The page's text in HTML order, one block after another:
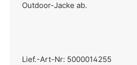
Outdoor-Jacke ab.
Lief.-Art-Nr: 5000014255